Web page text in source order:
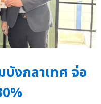
บังกลาเทศ จ่อ